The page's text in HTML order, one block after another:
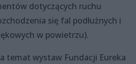
dotyczących ruchu
się fal podłużnych i
w powietrzu).
temat wystaw Fundacji Eureka